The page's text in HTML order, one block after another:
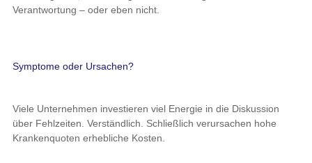
Verantwortung – oder eben nicht.
Symptome oder Ursachen?
Viele Unternehmen investieren viel Energie in die Diskussion
über Fehlzeiten. Verständlich. Schließlich verursachen hohe
Krankenquoten erhebliche Kosten.